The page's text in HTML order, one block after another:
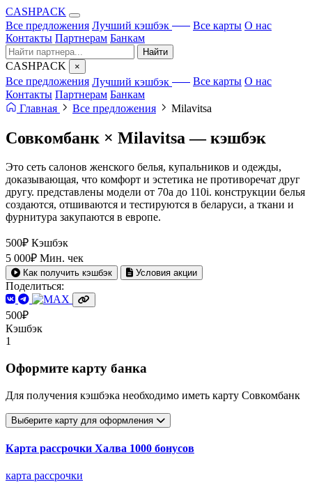
CASHPACK
Все предложения Лучший кэшбэк Все карты О нас
Контакты Партнерам Банкам
Найти
CASHPACK ×
Все предложения Лучший кэшбэк Все карты О нас
Контакты Партнерам Банкам
Главная
Все предложения Milavitsa
Совкомбанк × Milavitsa —кэшбэк
Это сеть салонов женского белья, купальников и одежды,
доказывающая, что комфорт и эстетика не противоречат друг
другу. представлены модели от 70а до 110i. конструкции белья
создаются, отшиваются и тестируются в беларуси, а ткани и
фурнитура закупаются в европе.
500₽ Кэшбэк
5 000₽ Мин. чек
Как получить кэшбэк Условия акции
Поделиться:
500₽
Кэшбэк
1
Оформите карту банка
Для получения кэшбэка необходимо иметь карту Совкомбанк
Выберите карту для оформления
Карта рассрочки Халва 1000 бонусов
карта рассрочки